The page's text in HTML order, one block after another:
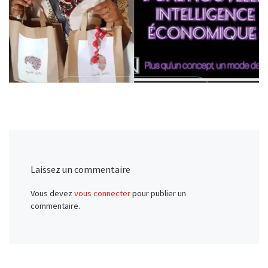
Laissez un commentaire
Vous devezvous connecterpour publier un
commentaire.